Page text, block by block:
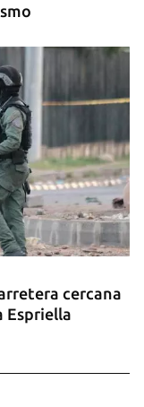
cercana
Espriella